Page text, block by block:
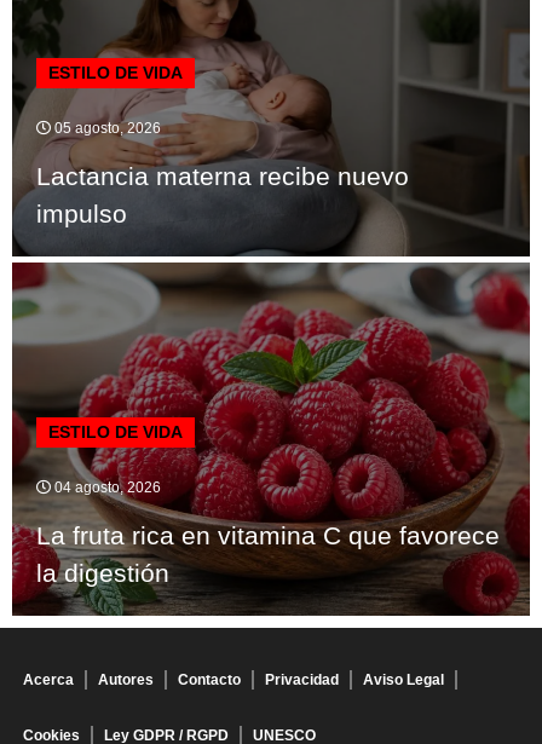
ESTILO DE VIDA
05 agosto, 2026
Lactancia materna recibe nuevo
impulso
ESTILO DE VIDA
04 agosto, 2026
La fruta rica en vitamina C que favorece
la digestión
Acerca Autores Contacto Privacidad Aviso Legal
Cookies Ley GDPR / RGPD UNESCO